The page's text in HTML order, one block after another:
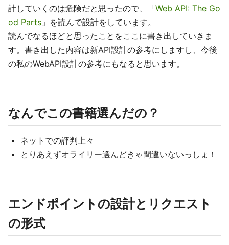
計していくのは危険だと思ったので、「Web API: The Go
od Parts 」を読んで設計をしています。
読んでなるほどと思ったことをここに書き出していきま
す。書き出した内容は新API設計の参考にしますし、今後
の私のWebAPI設計の参考にもなると思います。
なんでこの書籍選んだの？
ネットでの評判上々
とりあえずオライリー選んどきゃ間違いないっしょ！
エンドポイントの設計とリクエスト
の形式